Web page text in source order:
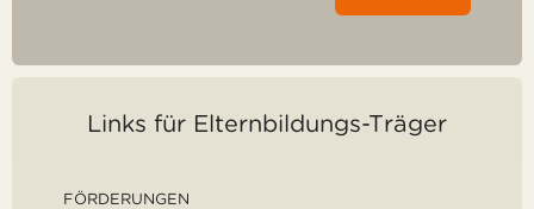
Links für Elternbildungs-Träger
FÖRDERUNGEN